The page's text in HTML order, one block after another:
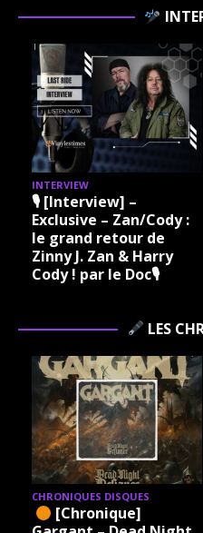
INTERVIEW
🎙 [Interview] –
Exclusive – Zan/Cody :
le grand retour de
Zinny J. Zan & Harry
Cody ! par le Doc🎙
LES
CHRONIQUES DISQUES
[Chronique]